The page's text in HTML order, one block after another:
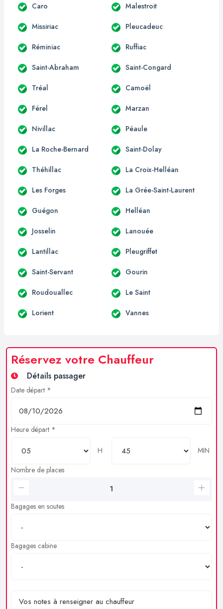
Caro Malestroit
Missiriac Pleucadeuc
Réminiac Ruffiac
Saint-Abraham Saint-Congard
Tréal Camoël
Férel Marzan
Nivillac Péaule
La Roche-Bernard Saint-Dolay
Théhillac La Croix-Helléan
Les Forges La Grée-Saint-Laurent
Guégon Helléan
Josselin Lanouée
Lantillac Pleugriffet
Saint-Servant Gourin
Roudouallec Le Saint
Lorient Vannes
Réservez votre Chauffeur
Détails passager
Date départ *
Heure départ *
H
MIN
Nombre de places
Bagages en soutes
Bagages cabine